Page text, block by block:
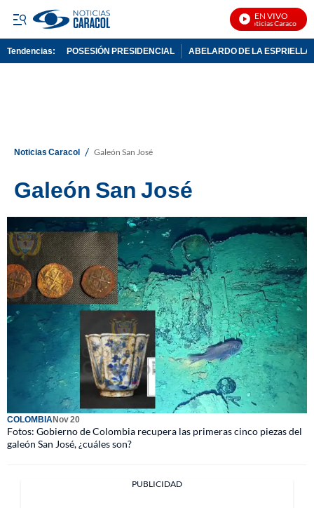
EN VIVO
Noticias Caracol En
Tendencias: POSESIÓN PRESIDENCIAL ABELARDO DE LA ESPRIELLA
Noticias Caracol / Galeón San José
Galeón San José
COLOMBIANov 20
Fotos: Gobierno de Colombia recupera las primeras cinco piezas del
galeón San José, ¿cuáles son?
PUBLICIDAD